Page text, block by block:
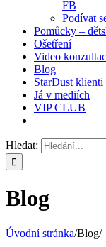
FB
Podívat
Pomůcky –
Ošetření
Video
Blog
StarDust klienti
Já v mediích
VIP CLUB
Hledat:
Blog
Úvodní stránka/Blog/